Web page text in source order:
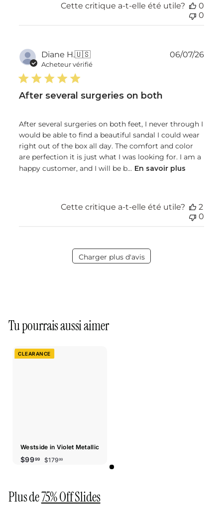
Cette critique a-t-elle été utile?
0
0
Diane H.🇺🇸
Acheteur vérifié
After several surgeries on both
After several surgeries on both feet, I never through I
would be able to find a beautiful sandal I could wear
right out of the box all day. The comfort and color
are perfection it is just what I was looking for. I am a
happy customer, and I will be b... En savoir plus
Date
06/07/26
Cette critique a-t-elle été utile?
2
0
Charger plus d'avis
Tu pourrais aussi aimer
CLEARANCE
Westside in Violet Metallic
Prix
$9999$99.99
Prix
$17999$179.99
Plus de75% Off Slides